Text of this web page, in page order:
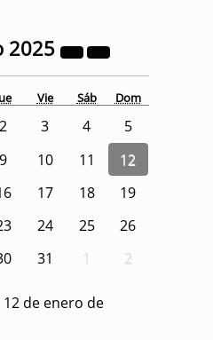
2025
Vie Sáb Dom
2 3 4
5
9 10 11
12
17 18
19
24 25
26
31 1 2
de enero de